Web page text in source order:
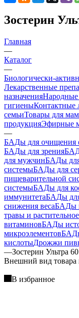
Зостерин
Главная
—
Каталог
—
Биологически-
Лекарственные
назначенияНародные
гигиеныКонтактные
семьиТовары для
продукцияЭфирные
—
БАДы для очищения
БАДы для зрения
для мужчинБАДы для
системыБАДы для
пищеварительной
системыБАДы для
иммунитетаБАДы
снижения весаБАДы
травы и
витаминовБАДы
микроэлементов
кислотыДрожжи
—Зостерин Ультра
Bнешний вид товара
В избранное